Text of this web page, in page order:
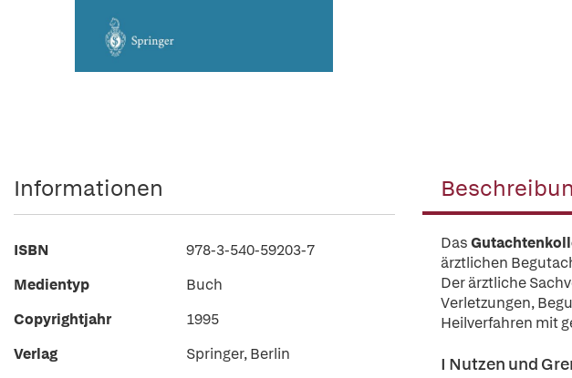
Das
ärztlichen
Der ärztliche
Verletzungen,
Heilverfahren mit
I Nutzen und
Informationen
ISBN
978-3-540-59203-7
Medientyp
Buch
Copyrightjahr
1995
Verlag
Springer, Berlin